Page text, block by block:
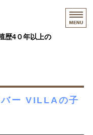
英国ゴールデンレトリバー
歴4０年以上の
バー VILLAの子